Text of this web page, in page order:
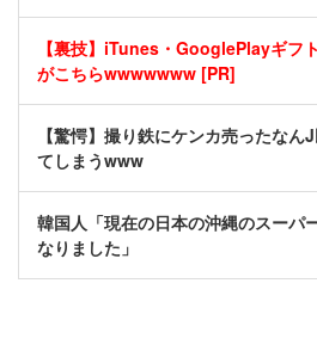
【裏技】iTunes・GooglePlayギフ
がこちらwwwwwww [PR]
【驚愕】撮り鉄にケンカ売ったな
てしまうwww
韓国人「現在の日本の沖縄のスーパ
なりました」